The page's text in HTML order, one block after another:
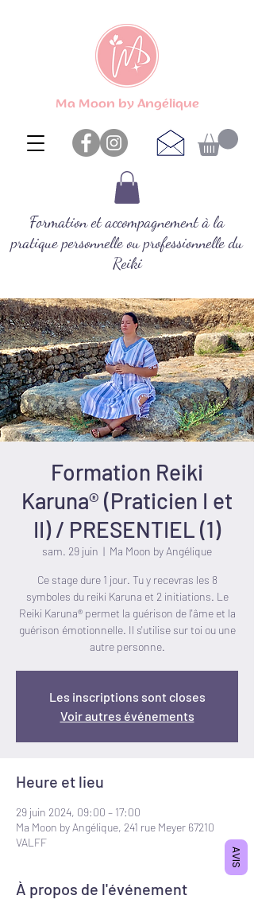
Ma Moon by Angélique
Formation et accompagnement à la
pratique personnelle ou professionnelle du
Reiki
Formation Reiki
Karuna® (Praticien I et
II) / PRESENTIEL (1)
sam. 29 juin
  |
Ma Moon by Angélique
Ce stage dure 1 jour. Tu y recevras les 8
symboles du reiki Karuna et 2 initiations. Le
Reiki Karuna® permet la guérison de l'âme et la
guérison émotionnelle. Il s'utilise sur toi ou une
Les inscriptions sont closes
Voir autres événements
Heure et lieu
29 juin 2024, 09:00 – 17:00
Ma Moon by Angélique, 241 rue Meyer 67210
VALFF
À propos de l'événement
AVIS